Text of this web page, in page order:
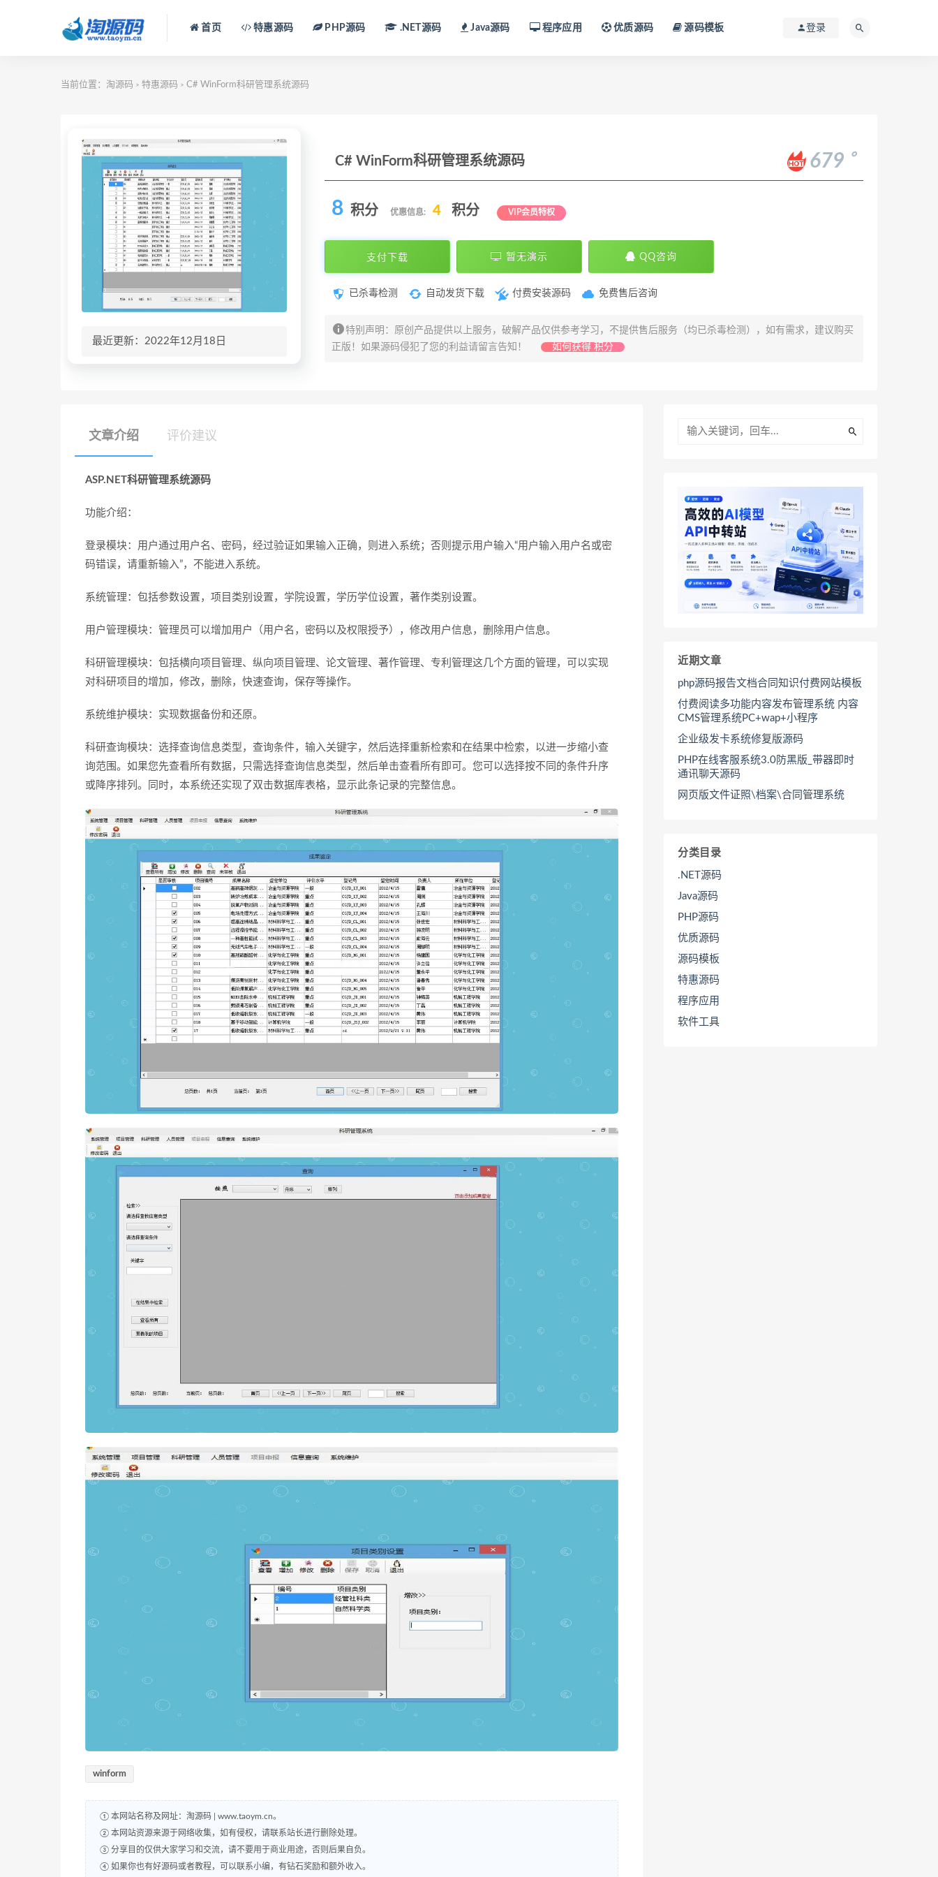
首页 特惠源码 PHP源码 .NET源码 Java源码 程序应用 优质源码 源码模板 登录
当前位置： 淘源码 > 特惠源码 > C# WinForm科研管理系统源码
最近更新：2022年12月18日
C# WinForm科研管理系统源码 679
。
8 积分 优惠信息: 4 积分 VIP会员特权
支付下载 暂无演示 QQ咨询
已杀毒检测 自动发货下载 付费安装源码 免费售后咨询
特别声明：原创产品提供以上服务，破解产品仅供参考学习，不提供售后服务（均已杀毒检测），如有需求，建议购买
正版！如果源码侵犯了您的利益请留言告知！
如何获得 积分
文章介绍 评价建议
ASP.NET科研管理系统源码
功能介绍：
登录模块：用户通过用户名、密码，经过验证如果输入正确，则进入系统；否则提示用户输入“用户输入用户名或密
码错误，请重新输入”，不能进入系统。
系统管理：包括参数设置，项目类别设置，学院设置，学历学位设置，著作类别设置。
用户管理模块：管理员可以增加用户（用户名，密码以及权限授予），修改用户信息，删除用户信息。
科研管理模块：包括横向项目管理、纵向项目管理、论文管理、著作管理、专利管理这几个方面的管理，可以实现
对科研项目的增加，修改，删除，快速查询，保存等操作。
系统维护模块：实现数据备份和还原。
科研查询模块：选择查询信息类型，查询条件，输入关键字，然后选择重新检索和在结果中检索，以进一步缩小查
询范围。如果您先查看所有数据，只需选择查询信息类型，然后单击查看所有即可。您可以选择按不同的条件升序
或降序排列。同时，本系统还实现了双击数据库表格，显示此条记录的完整信息。
winform
① 本网站名称及网址：淘源码 | www.taoym.cn。
② 本网站资源来源于网络收集，如有侵权，请联系站长进行删除处理。
③ 分享目的仅供大家学习和交流，请不要用于商业用途，否则后果自负。
④ 如果你也有好源码或者教程，可以联系小编，有钻石奖励和额外收入。
近期文章
php源码报告文档合同知识付费网站模板
付费阅读多功能内容发布管理系统 内容
CMS管理系统PC+wap+小程序
企业级发卡系统修复版源码
PHP在线客服系统3.0防黑版_带器即时
通讯聊天源码
网页版文件证照\档案\合同管理系统
分类目录
.NET源码
Java源码
PHP源码
优质源码
源码模板
特惠源码
程序应用
软件工具